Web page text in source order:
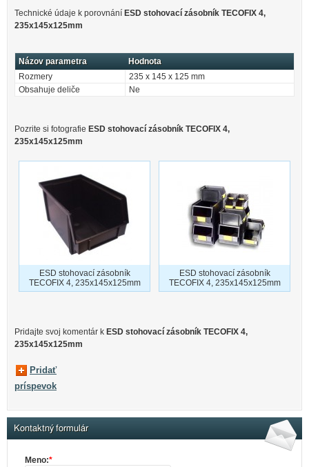
Technické údaje k porovnání ESD stohovací zásobník TECOFIX 4,
235x145x125mm
Názov parametra
Hodnota
Rozmery
235 x 145 x 125 mm
Obsahuje deliče
Ne
Pozrite si fotografie ESD stohovací zásobník TECOFIX 4,
235x145x125mm
ESD stohovací zásobník
TECOFIX 4, 235x145x125mm
ESD stohovací zásobník
TECOFIX 4, 235x145x125mm
Pridajte svoj ​​komentár k ESD stohovací zásobník TECOFIX 4,
235x145x125mm
Pridať
príspevok
Kontaktný formulár
Meno:*